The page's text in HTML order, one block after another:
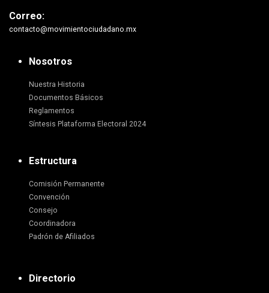
Correo:
contacto@movimientociudadano.mx
Nosotros
Nuestra Historia
Documentos Básicos
Reglamentos
Síntesis Plataforma Electoral 2024
Estructura
Comisión Permanente
Convención
Consejo
Coordinadora
Padrón de Afiliados
Directorio